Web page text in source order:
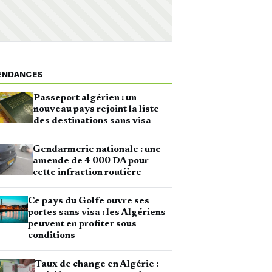
Passeport algérien : un
nouveau pays rejoint la liste
des destinations sans visa
Gendarmerie nationale : une
amende de 4 000 DA pour
cette infraction routière
Ce pays du Golfe ouvre ses
portes sans visa : les Algériens
peuvent en profiter sous
conditions
Taux de change en Algérie :